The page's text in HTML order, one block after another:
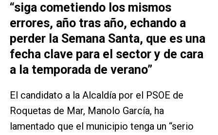
“siga cometiendo los mismos
errores, año tras año, echando a
perder la Semana Santa, que es una
fecha clave para el sector y de cara
a la temporada de verano”
El candidato a la Alcaldía por el PSOE de
Roquetas de Mar, Manolo García, ha
lamentado que el municipio tenga un “serio